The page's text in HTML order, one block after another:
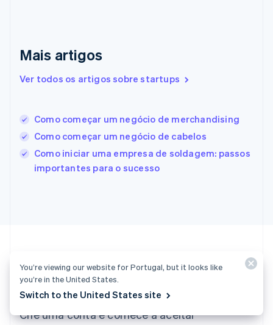
Mais artigos
Ver todos os artigos sobre startups
Como começar um negócio de merchandising
Como começar um negócio de cabelos
Como iniciar uma empresa de soldagem: passos
importantes para o sucesso
Vamos começar?
Crie uma conta e comece a aceitar
Espanha
English
Estados Unidos
Finlândia
English Svenska
França
Gibraltar
Irlanda
English
Itália
You’re viewing our website for Portugal, but it looks like
you’re in the United States.
Switch to the United States site